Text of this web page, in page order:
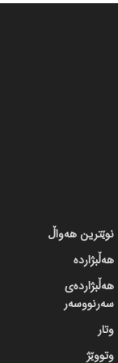
نوێترین هەواڵ
هەڵبژاردە
هەڵبژاردەی
سەرنووسەر
وتار
وتووێژ